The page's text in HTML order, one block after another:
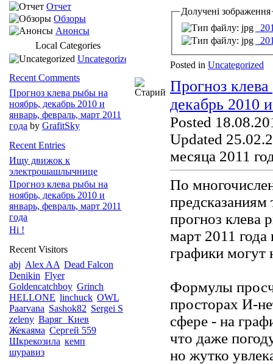
Долучені зображення
Posted in Uncategorized
Прогноз
декабрь 2010
Posted
Updated
месяца 2011
По
прогноз клева
март 2011
графики могут
Формулы
просторах И-
сфере - на
что даже
но жутко
Отчет
Обзоры
Анонсы
Local Categories
Uncategorized
Recent Comments
Прогноз клева рыбы на
ноябрь, декабрь 2010 и
январь, февраль, март 2011
года by GrafitSky
Recent Entries
Ищу движок к
электрошашлычнице
Прогноз клева рыбы на
ноябрь, декабрь 2010 и
январь, февраль, март 2011
года
Hi !
Recent Visitors
abj Alex AA Dead Falcon
Denikin Flyer
Goldencatchboy Grinch
HELLONE linchuck OWL
Paarvana Sashok82 Sergei S
zeleny Варяг_Киев
Жекаяма Сергей 559
Шкрекозила кемп
шуравиз